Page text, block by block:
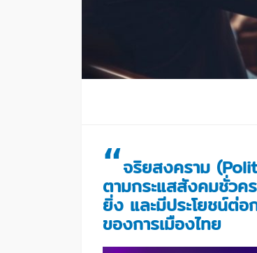
“จริยสงคราม
ตามกระแสสังคมชั่วค
ยิ่ง และมีประโยชน์ต่อ
ของการเมืองไทย